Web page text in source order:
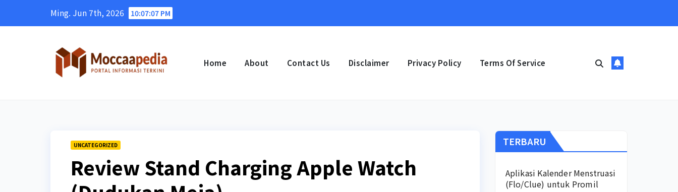
Ming. Jun 7th, 2026 10:07:08 PM
Home About Contact Us Disclaimer Privacy Policy Terms Of Service
UNCATEGORIZED
Review Stand Charging Apple Watch
TERBARU
Aplikasi Kalender Menstruasi
(Flo/Clue) untuk Promil